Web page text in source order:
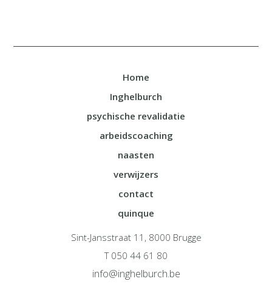
Home
Inghelburch
psychische revalidatie
arbeidscoaching
naasten
verwijzers
contact
quinque
Sint-Jansstraat 11, 8000 Brugge
T 050 44 61 80
info@inghelburch.be